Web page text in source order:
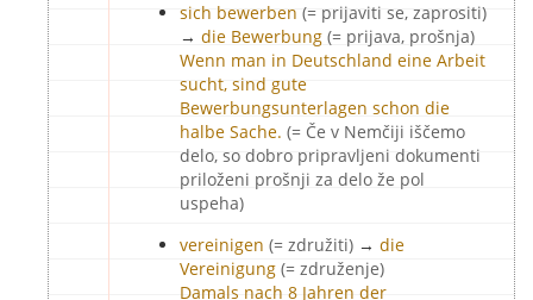
sich bewerben (= prijaviti se, zaprositi)
→ die Bewerbung (= prijava, prošnja)
Wenn man in Deutschland eine Arbeit
sucht, sind gute
Bewerbungsunterlagen schon die
halbe Sache. (= Če v Nemčiji iščemo
delo, so dobro pripravljeni dokumenti
priloženi prošnji za delo že pol
uspeha)
vereinigen (= združiti) → die
Vereinigung (= združenje)
Damals nach 8 Jahren der